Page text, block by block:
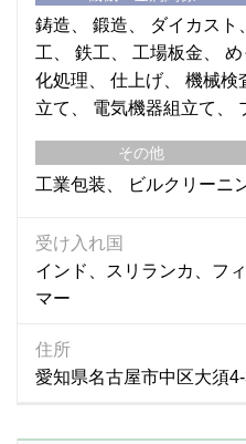
鋳造 鍛造 ダイカスト
工
鉄工 工場板金 め
化処理
仕上げ 機械検
立て
電気機器組立て
その他
工業包装 ビルクリーニ
受け入れ国
インド、スリランカ、フ
マー
住所
愛知県名古屋市中区大須